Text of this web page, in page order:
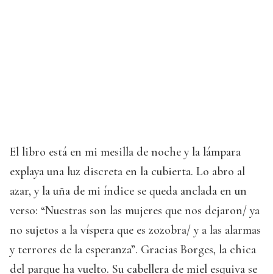
El libro está en mi mesilla de noche y la lámpara
explaya una luz discreta en la cubierta. Lo abro al
azar, y la uña de mi índice se queda anclada en un
verso: “Nuestras son las mujeres que nos dejaron/ ya
no sujetos a la víspera que es zozobra/ y a las alarmas
y terrores de la esperanza”. Gracias Borges, la chica
del parque ha vuelto. Su cabellera de miel esquiva se